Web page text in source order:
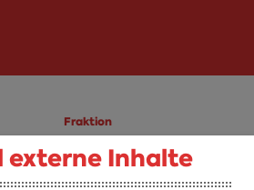
Fraktion
Fraktion
externe Inhalte